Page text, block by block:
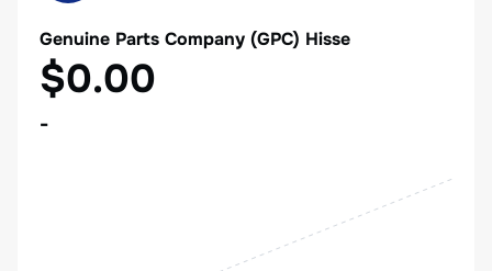
Genuine Parts Company (GPC) Hisse
$0.00
-